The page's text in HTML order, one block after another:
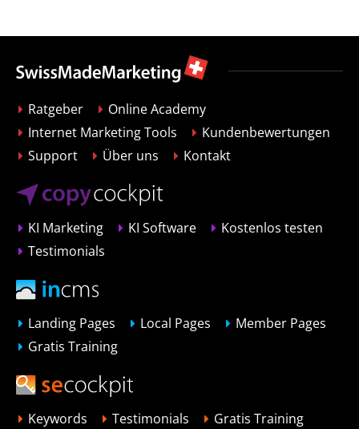
Ratgeber
Online Academy
Internet Marketing Tools
Kundenbewertungen
Support
Über uns Kontakt
KI Marketing KI Software
Kostenlos testen
Testimonials
Landing Pages Local Pages
Member Pages
Gratis Training
Keywords Testimonials Gratis Training